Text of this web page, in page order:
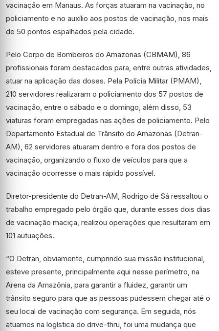
vacinação em Manaus. As forças atuaram na vacinação, no
policiamento e no auxílio aos postos de vacinação, nos mais
de 50 pontos espalhados pela cidade.
Pelo Corpo de Bombeiros do Amazonas (CBMAM), 86
profissionais foram destacados para, entre outras atividades,
atuar na aplicação das doses. Pela Polícia Militar (PMAM),
210 servidores realizaram o policiamento dos 57 postos de
vacinação, entre o sábado e o domingo, além disso, 53
viaturas foram empregadas nas ações de policiamento. Pelo
Departamento Estadual de Trânsito do Amazonas (Detran-
AM), 62 servidores atuaram dentro e fora dos postos de
vacinação, organizando o fluxo de veículos para que a
vacinação ocorresse o mais rápido possível.
Diretor-presidente do Detran-AM, Rodrigo de Sá ressaltou o
trabalho empregado pelo órgão que, durante esses dois dias
de vacinação maciça, realizou operações que resultaram em
101 autuações.
“O Detran, obviamente, cumprindo sua missão institucional,
esteve presente, principalmente aqui nesse perímetro, na
Arena da Amazônia, para garantir a fluidez, garantir um
trânsito seguro para que as pessoas pudessem chegar até o
seu local de vacinação com segurança. Em seguida, nós
atuamos na logística do drive-thru, foi uma mudança que